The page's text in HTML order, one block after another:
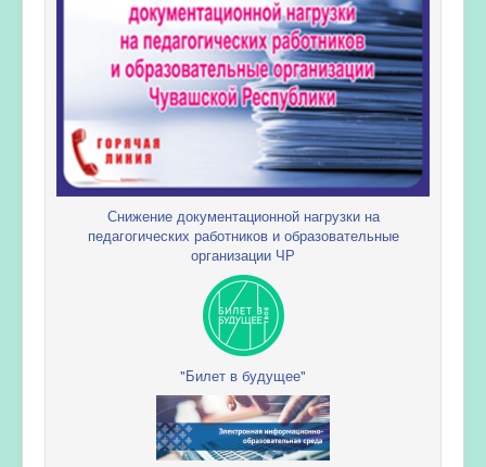
Снижение документационной нагрузки на
педагогических работников и образовательные
организации ЧР
"Билет в будущее"